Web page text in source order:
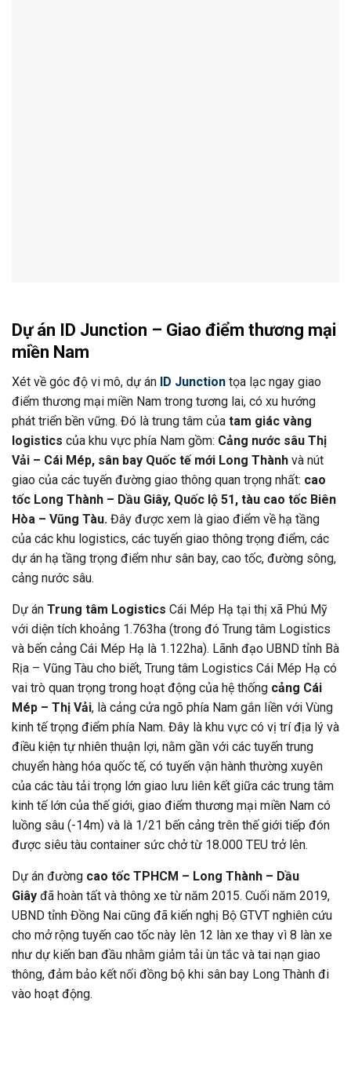
Dự án ID Junction – Giao điểm thương mại
miền Nam
Xét về góc độ vi mô, dự án ID Junction tọa lạc ngay giao
điểm thương mại miền Nam trong tương lai, có xu hướng
phát triển bền vững. Đó là trung tâm của tam giác vàng
logistics của khu vực phía Nam gồm: Cảng nước sâu Thị
Vải – Cái Mép, sân bay Quốc tế mới Long Thành và nút
giao của các tuyến đường giao thông quan trọng nhất: cao
tốc Long Thành – Dầu Giây, Quốc lộ 51, tàu cao tốc Biên
Hòa – Vũng Tàu. Đây được xem là giao điểm về hạ tầng
của các khu logistics, các tuyến giao thông trọng điểm, các
dự án hạ tầng trọng điểm như sân bay, cao tốc, đường sông,
cảng nước sâu.
Dự án Trung tâm Logistics Cái Mép Hạ tại thị xã Phú Mỹ
với diện tích khoảng 1.763ha (trong đó Trung tâm Logistics
và bến cảng Cái Mép Hạ là 1.122ha). Lãnh đạo UBND tỉnh Bà
Rịa – Vũng Tàu cho biết, Trung tâm Logistics Cái Mép Hạ có
vai trò quan trọng trong hoạt động của hệ thống cảng Cái
Mép – Thị Vải, là cảng cửa ngõ phía Nam gắn liền với Vùng
kinh tế trọng điểm phía Nam. Đây là khu vực có vị trí địa lý và
điều kiện tự nhiên thuận lợi, nằm gần với các tuyến trung
chuyển hàng hóa quốc tế, có tuyến vận hành thường xuyên
của các tàu tải trọng lớn giao lưu liên kết giữa các trung tâm
kinh tế lớn của thế giới, giao điểm thương mại miền Nam có
luồng sâu (-14m) và là 1/21 bến cảng trên thế giới tiếp đón
được siêu tàu container sức chở từ 18.000 TEU trở lên.
Dự án đường cao tốc TPHCM – Long Thành – Dầu
Giây đã hoàn tất và thông xe từ năm 2015. Cuối năm 2019,
UBND tỉnh Đồng Nai cũng đã kiến nghị Bộ GTVT nghiên cứu
cho mở rộng tuyến cao tốc này lên 12 làn xe thay vì 8 làn xe
như dự kiến ban đầu nhằm giảm tải ùn tắc và tai nạn giao
thông, đảm bảo kết nối đồng bộ khi sân bay Long Thành đi
vào hoạt động.